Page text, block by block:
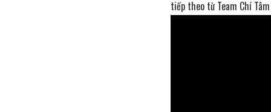
tiếp theo từ Team Chí